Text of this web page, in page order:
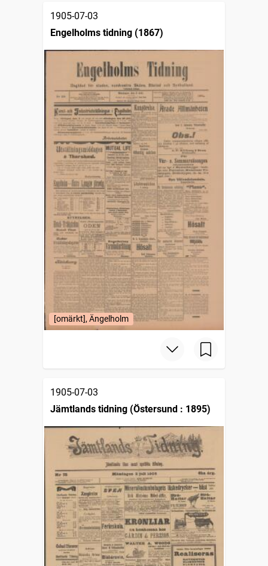
1905-07-03
Engelholms tidning (1867)
[omärkt], Ängelholm
1905-07-03
Jämtlands tidning (Östersund : 1895)